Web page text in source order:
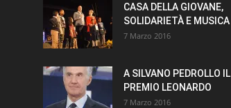
CASA DELLA GIOVANE,
SOLIDARIETÀ E MUSICA
7 Marzo 2016
A SILVANO PEDROLLO IL
PREMIO LEONARDO
7 Marzo 2016